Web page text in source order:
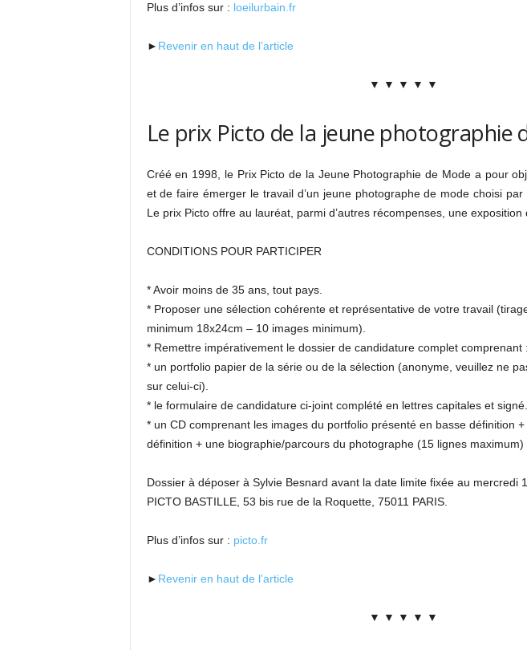
Plus d’infos sur : loeilurbain.fr
► Revenir en haut de l’article
▼ ▼ ▼ ▼ ▼
Le prix Picto de la jeune photographie
Créé en 1998, le Prix Picto de la Jeune Photographie de Mode a pour
et de faire émerger le travail d’un jeune photographe de mode choisi par
Le prix Picto offre au lauréat, parmi d’autres récompenses, une exposition
CONDITIONS POUR PARTICIPER
* Avoir moins de 35 ans, tout pays.
* Proposer une sélection cohérente et représentative de votre travail
minimum 18x24cm – 10 images minimum).
* Remettre impérativement le dossier de candidature complet comprenant :
* un portfolio papier de la série ou de la sélection (anonyme, veuillez ne
sur celui-ci).
* le formulaire de candidature ci-joint complété en lettres capitales et signé.
* un CD comprenant les images du portfolio présenté en basse définition
définition + une biographie/parcours du photographe (15 lignes maximum)
Dossier à déposer à Sylvie Besnard avant la date limite fixée au mercredi
PICTO BASTILLE, 53 bis rue de la Roquette, 75011 PARIS.
Plus d’infos sur : picto.fr
► Revenir en haut de l’article
▼ ▼ ▼ ▼ ▼